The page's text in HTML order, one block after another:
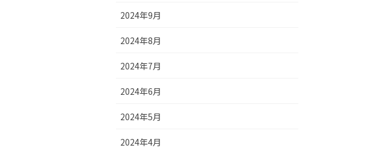
2024年9月
2024年8月
2024年7月
2024年6月
2024年5月
2024年4月